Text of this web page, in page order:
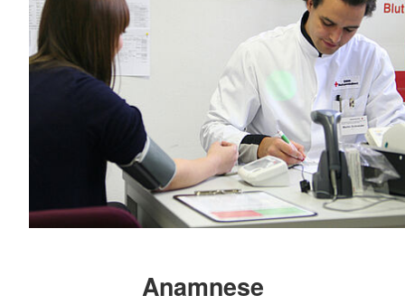
Anamnese